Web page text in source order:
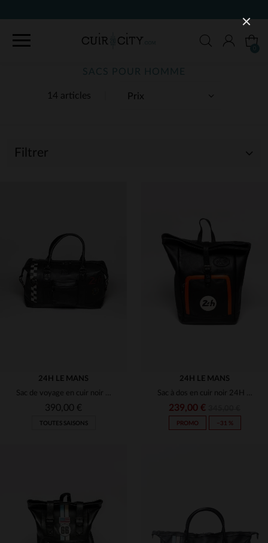
14 articles
SACS POUR HOMME
Filtrer
(3)
TAILLES DISPONIBLES
24H LE MANS
Sac de voyage en cuir noir avec damier racing
390,00 €
TOUTES SAISONS
TAILLES DISPONIBLES
24H LE MANS
Sac à dos en cuir noir 24H Le Mans
239,00 €
PROMO −31 %